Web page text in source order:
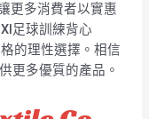
更多消費者以實惠
足球訓練背心
的理性選擇。相信
更多優質的產品。